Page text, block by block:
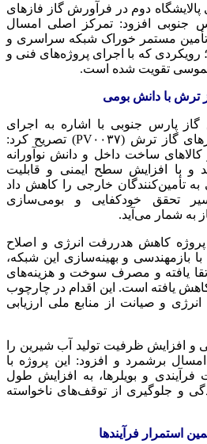
پالایشگاه دوم در فرآورش گاز فازهای
جنوبی افزود: تمرکز اصلی امسال
تأمین مستمر خوراک شبکه سراسری و
رویکردی که با اجرای پروژه‌های فنی و
تقویت شده است.
ترش با دانش بومی
گاز پارس جنوبی با اشاره به اجرای
پروژه اصلاح ساختاری شیرهای گاز ترش (PV۰۰۳۷) تصریح کرد:
کالاهای ساخت داخل و دانش نوآورانه
و با افزایش سطح ایمنی و قابلیت
به تأمین‌کنندگان خارجی را کاهش داد
تحقق خودکفایی و بومی‌سازی
به شمار می‌آید.
کاهش هدررفت انرژی و اصلاح
بازمهندسی و بهینه‌سازی این شبکه،
یافته و مصرف سوخت و هزینه‌های
یافته است. این اقدام در چارچوب
و صیانت از منابع ملی ارزیابی
و افزایش ظرفیت تولید آب شیرین را
برشمرد و افزود: این پروژه با
فرآیندی و بویلرها، به افزایش طول
و جلوگیری از توقف‌های ناخواسته
استمرار فرآیندها